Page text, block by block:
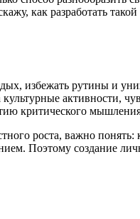
как разработать
избежать рутины и
активности,
критического
роста, важно
Поэтому создание